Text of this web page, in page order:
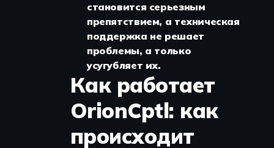
становится серьезным
препятствием, а техническая
поддержка не решает
проблемы, а только
усугубляет их.
Как работает
OrionCptl: как
происходит